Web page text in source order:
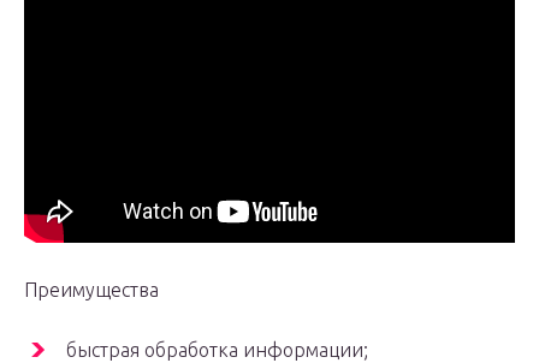
Преимущества
быстрая обработка информации;